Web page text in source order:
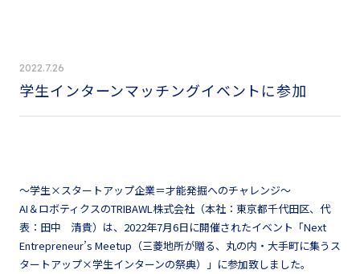
2022.7.26
学生インターンマッチングイベントに参加
～学生×スタートアップ企業＝才能発掘へのチャレンジ～
AI＆ロボティクスのTRIBAWL株式会社（本社：東京都千代田区、代
表：田中 清貴）は、2022年7月6日に開催されたイベント「Next
Entrepreneur’s Meetup（三菱地所が贈る、丸の内・大手町に集うス
タートアップ×学生インターンの祭典）」に参加致しました。